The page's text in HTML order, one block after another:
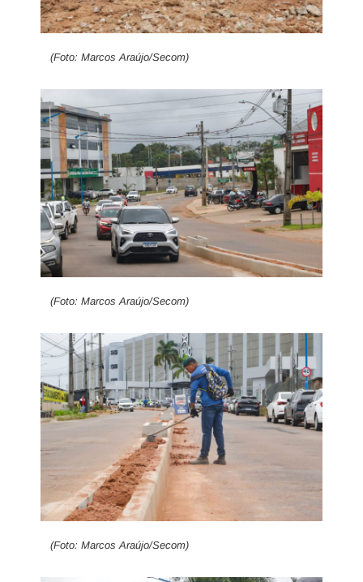
(Foto: Marcos Araújo/Secom)
(Foto: Marcos Araújo/Secom)
(Foto: Marcos Araújo/Secom)